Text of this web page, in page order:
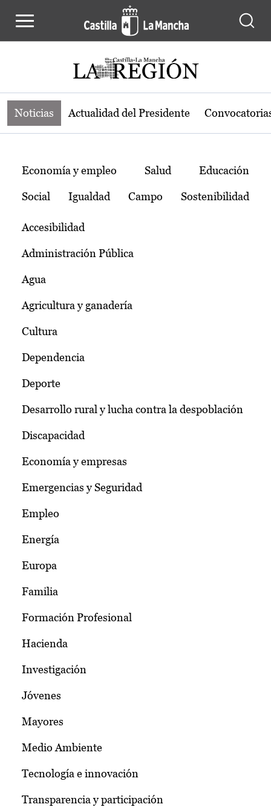
Noticias de la región de Castilla-La
Noticias Actualidad del Presidente
Temas
Economía y empleo Salud Educación
Social Igualdad Campo Sostenibilidad
Accesibilidad
Administración Pública
Agua
Agricultura y ganadería
Cultura
Dependencia
Deporte
Desarrollo rural y lucha contra la despoblación
Discapacidad
Economía y empresas
Emergencias y Seguridad
Empleo
Energía
Europa
Familia
Formación Profesional
Hacienda
Investigación
Jóvenes
Mayores
Medio Ambiente
Tecnología e innovación
Transparencia y participación